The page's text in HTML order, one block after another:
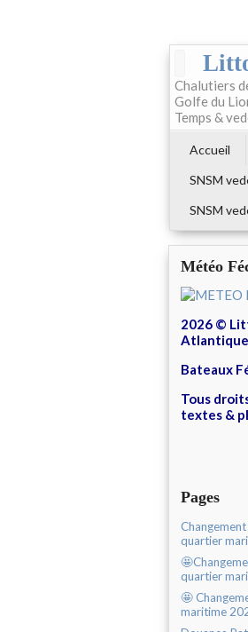
Chalutiers
Golfe du
Temps &
Accueil
SNSM
SNSM
Météo
2026 ©
Atlantique
Bateaux
Tous
textes &
Pages
quartier
quartier
🤩
maritime